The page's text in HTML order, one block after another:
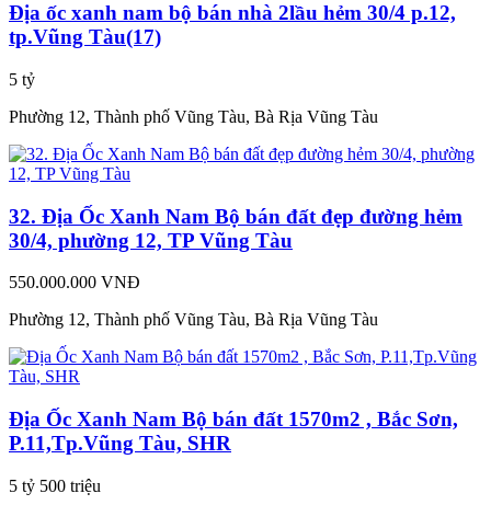
Địa ốc xanh nam bộ bán nhà 2lầu hẻm 30/4 p.12,
tp.Vũng Tàu(17)
5 tỷ
Phường 12, Thành phố Vũng Tàu, Bà Rịa Vũng Tàu
32. Địa Ốc Xanh Nam Bộ bán đất đẹp đường hẻm
30/4, phường 12, TP Vũng Tàu
550.000.000 VNĐ
Phường 12, Thành phố Vũng Tàu, Bà Rịa Vũng Tàu
Địa Ốc Xanh Nam Bộ bán đất 1570m2 , Bắc Sơn,
P.11,Tp.Vũng Tàu, SHR
5 tỷ 500 triệu